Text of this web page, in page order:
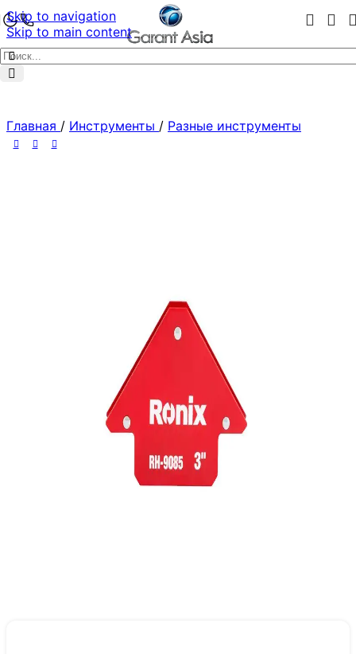
Skip to navigation
Skip to main content
Главная / Инструменты / Разные инструменты